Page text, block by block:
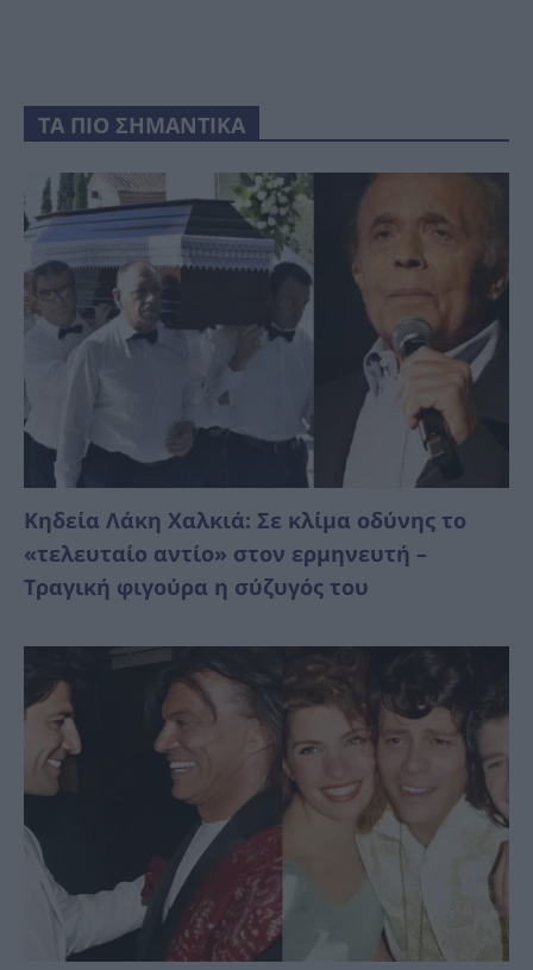
ΤΑ ΠΙΟ ΣΗΜΑΝΤΙΚΑ
Κηδεία Λάκη Χαλκιά: Σε κλίμα οδύνης το
«τελευταίο αντίο» στον ερμηνευτή –
Τραγική φιγούρα η σύζυγός του